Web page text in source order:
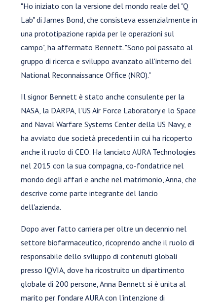
"Ho iniziato con la versione del mondo reale del "Q
Lab" di James Bond, che consisteva essenzialmente in
una prototipazione rapida per le operazioni sul
campo", ha affermato Bennett. "Sono poi passato al
gruppo di ricerca e sviluppo avanzato all'interno del
National Reconnaissance Office (NRO)."
Il signor Bennett è stato anche consulente per la
NASA, la DARPA, l'US Air Force Laboratory e lo Space
and Naval Warfare Systems Center della US Navy, e
ha avviato due società precedenti in cui ha ricoperto
anche il ruolo di CEO. Ha lanciato AURA Technologies
nel 2015 con la sua compagna, co-fondatrice nel
mondo degli affari e anche nel matrimonio, Anna, che
descrive come parte integrante del lancio
dell'azienda.
Dopo aver fatto carriera per oltre un decennio nel
settore biofarmaceutico, ricoprendo anche il ruolo di
responsabile dello sviluppo di contenuti globali
presso IQVIA, dove ha ricostruito un dipartimento
globale di 200 persone, Anna Bennett si è unita al
marito per fondare AURA con l'intenzione di